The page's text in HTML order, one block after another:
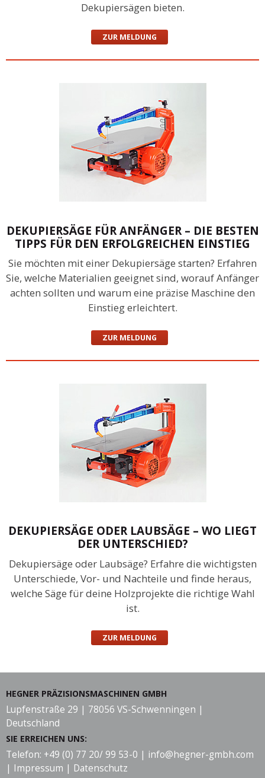
Dekupiersägen bieten.
ZUR MELDUNG
DEKUPIERSÄGE FÜR ANFÄNGER – DIE BESTEN
TIPPS FÜR DEN ERFOLGREICHEN EINSTIEG
Sie möchten mit einer Dekupiersäge starten? Erfahren
Sie, welche Materialien geeignet sind, worauf Anfänger
achten sollten und warum eine präzise Maschine den
Einstieg erleichtert.
ZUR MELDUNG
DEKUPIERSÄGE ODER LAUBSÄGE – WO LIEGT
DER UNTERSCHIED?
Dekupiersäge oder Laubsäge? Erfahre die wichtigsten
Unterschiede, Vor- und Nachteile und finde heraus,
welche Säge für deine Holzprojekte die richtige Wahl
ist.
ZUR MELDUNG
HEGNER PRÄZISIONSMASCHINEN GMBH
Lupfenstraße 29 | 78056 VS-Schwenningen |
Deutschland
SIE ERREICHEN UNS:
Telefon: +49 (0) 77 20/ 99 53-0 | info@hegner-gmbh.com
| Impressum | Datenschutz